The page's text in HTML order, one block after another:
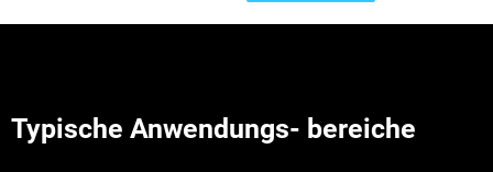
Typische Anwendungs- bereiche